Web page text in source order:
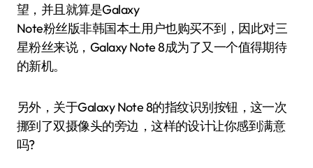
望，并且就算是Galaxy
Note粉丝版非韩国本土用户也购买不到，因此对三
星粉丝来说，Galaxy Note 8成为了又一个值得期待
的新机。
另外，关于Galaxy Note 8的指纹识别按钮，这一次
挪到了双摄像头的旁边，这样的设计让你感到满意
吗?